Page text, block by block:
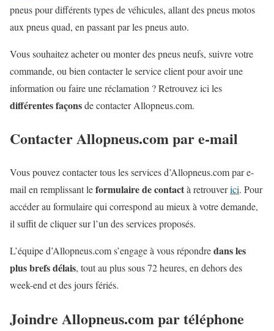
pneus pour différents types de véhicules, allant des pneus motos
aux pneus quad, en passant par les pneus auto.
Vous souhaitez acheter ou monter des pneus neufs, suivre votre
commande, ou bien contacter le service client pour avoir une
information ou faire une réclamation ? Retrouvez ici les
différentes façonsde contacter Allopneus.com.
Contacter Allopneus.com par e-mail
Vous pouvez contacter tous les services d’Allopneus.com par e-
mail en remplissant leformulaire de contactà retrouverici. Pour
accéder au formulaire qui correspond au mieux à votre demande,
il suffit de cliquer sur l’un des services proposés.
L’équipe d’Allopneus.com s’engage à vous répondredans les
plus brefs délais, tout au plus sous 72 heures, en dehors des
week-end et des jours fériés.
Joindre Allopneus.com par téléphone